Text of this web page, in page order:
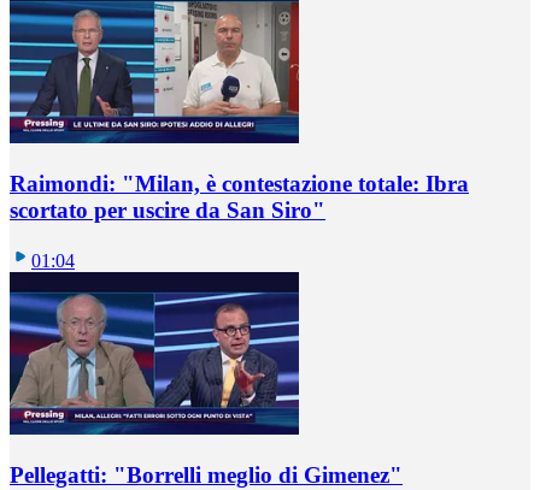
Raimondi: "Milan, è contestazione totale: Ibra
scortato per uscire da San Siro"
01:04
Pellegatti: "Borrelli meglio di Gimenez"